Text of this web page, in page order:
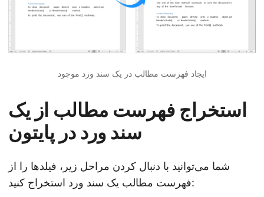
ایجاد فهرست مطالب در یک سند ورد موجود
استخراج فهرست مطالب از یک
سند ورد در پایتون
شما می‌توانید با دنبال کردن مراحل زیر، فیلدها را از
فهرست مطالب یک سند ورد استخراج کنید: